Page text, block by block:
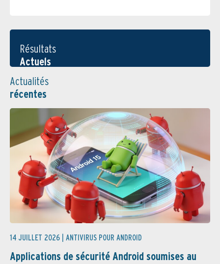
Résultats
Actuels
Actualités
récentes
14 JUILLET 2026 | ANTIVIRUS POUR ANDROID
Applications de sécurité Android soumises au